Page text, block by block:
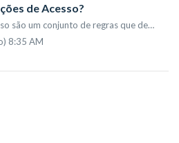
de Acesso?
As restrições de acesso são um conjunto de regras que definem quais registros serão visualizados pelo usuário. As definições podem ser feitas em Fontes RSS,...
8:35 AM